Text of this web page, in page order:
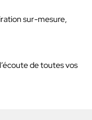
sur-mesure,
de toutes vos